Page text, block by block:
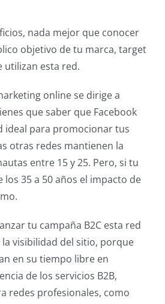
nada mejor que conocer
objetivo de tu marca, target
utilizan esta red.
online se dirige a
que saber que Facebook
ideal para promocionar tus
otras redes mantienen la
entre 15 y 25. Pero, si tu
35 a 50 años el impacto de
tu campaña B2C esta red
visibilidad del sitio, porque
en su tiempo libre en
de los servicios B2B,
redes profesionales, como